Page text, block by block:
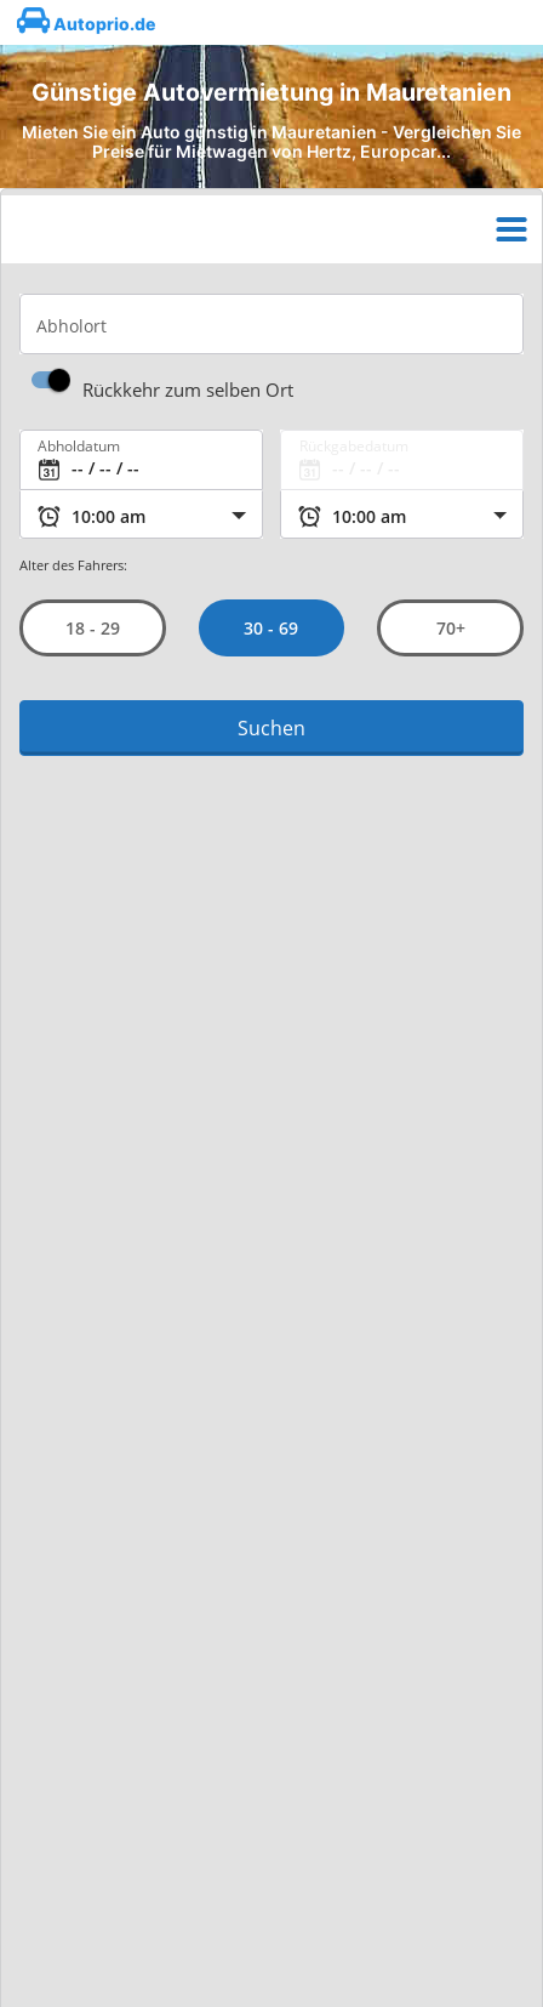
Autoprio.de
Günstige Autovermietung in Mauretanien
Mieten Sie ein Auto günstig in Mauretanien - Vergleichen Sie
Preise für Mietwagen von Hertz, Europcar...
Abholort
Rückkehr zum selben Ort
Abholdatum
Alter des Fahrers:
18 - 29 30 - 69 70+
Suchen